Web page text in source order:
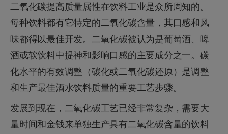
二氧化碳提高质量属性在饮料工业是众所周知的。
每种饮料都有它特定的二氧化碳含量，其口感和风
味都得以最佳开发。二氧化碳被认为是葡萄酒、啤
酒或软饮料中提神和影响口感的主要成分之一。碳
化水平的有效调整（碳化或二氧化碳还原）是调整
和生产最佳酒水饮料质量的重要工艺步骤。
发展到现在，二氧化碳工艺已经非常复杂，需要大
量时间和金钱来单独生产具有二氧化碳含量的饮料